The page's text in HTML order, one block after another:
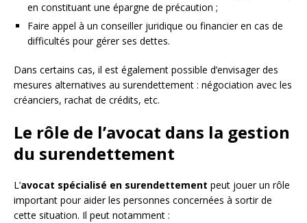
en constituant une épargne de précaution ;
Faire appel à un conseiller juridique ou financier en cas de
difficultés pour gérer ses dettes.
Dans certains cas, il est également possible d’envisager des
mesures alternatives au surendettement : négociation avec les
créanciers, rachat de crédits, etc.
Le rôle de l’avocat dans la gestion
du surendettement
L’avocat spécialisé en surendettement peut jouer un rôle
important pour aider les personnes concernées à sortir de
cette situation. Il peut notamment :